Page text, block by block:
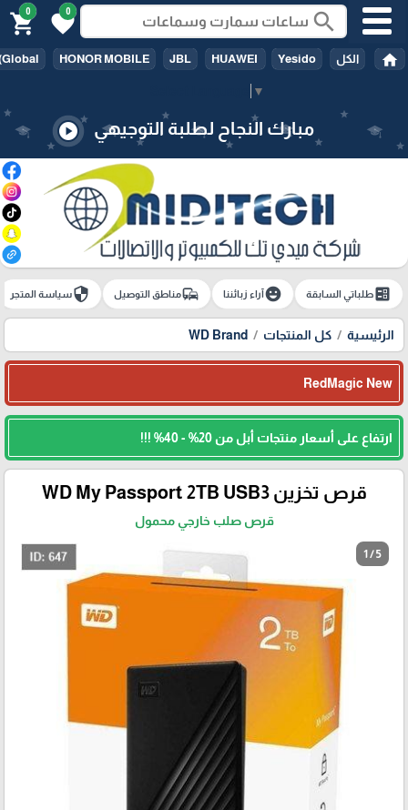
▼
search
0
favorite
0
shopping_cart
home الكل HONOR MOBILE JBL HUAWEI Yesido
مبارك النجاح لطلبة التوجيهي play_circle
ballotطلباتي السابقة emoji_emotionsآراء زبائننا commuteمناطق التوصيل securityسياسة المتجر
الرئيسية كل المنتجات WD Brand
RedMagic New
ارتفاع على أسعار منتجات أبل من 20% - 40% !!!
قرص تخزين WD My Passport 2TB USB3
قرص صلب خارجي محمول
1 / 5